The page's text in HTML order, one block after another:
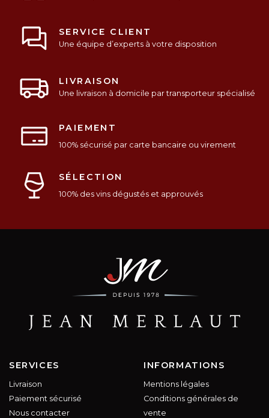
SERVICE CLIENT
Une équipe d’experts à votre disposition
LIVRAISON
Une livraison à domicile par transporteur spécialisé
PAIEMENT
100% sécurisé par carte bancaire ou virement
SÉLECTION
100% des vins dégustés et approuvés
SERVICES
Livraison
Paiement sécurisé
Nous contacter
INFORMATIONS
Mentions légales
Conditions générales de
vente